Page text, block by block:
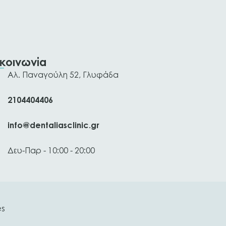
Αλ. Παναγούλη 52, Γλυφάδα
2104404406
info@dentaliasclinic.gr
Δευ-Παρ - 10:00 - 20:00